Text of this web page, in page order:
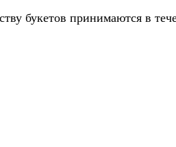
букетов принимаются в